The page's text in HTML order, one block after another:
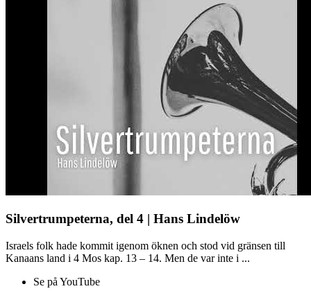
Silvertrumpeterna, del 4 | Hans Lindelöw
Israels folk hade kommit igenom öknen och stod vid gränsen till
Kanaans land i 4 Mos kap. 13 – 14. Men de var inte i ...
Se på YouTube